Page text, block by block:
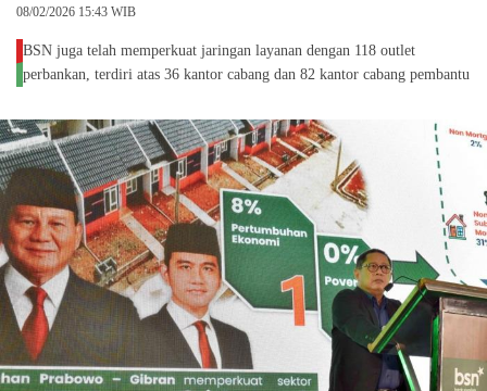
08/02/2026 15:43 WIB
BSN juga telah memperkuat jaringan layanan dengan 118 outlet
perbankan, terdiri atas 36 kantor cabang dan 82 kantor cabang pembantu